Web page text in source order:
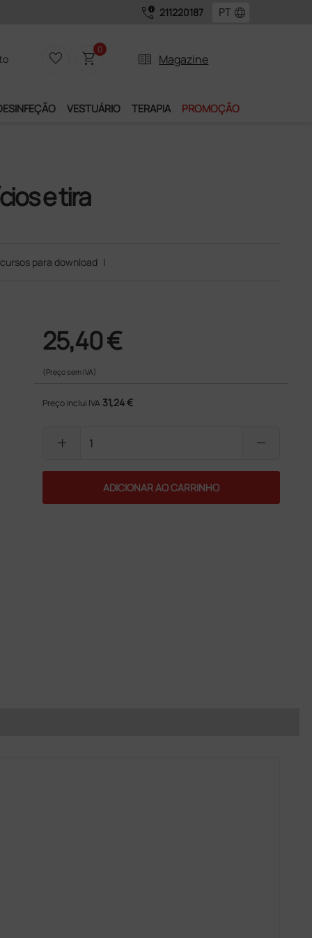
call_quality 211220187 language
favorite_border shopping_cart0
two_pager Magazine
VESTUÁRIO TERAPIA PROMOÇÃO
e tira
para download |
25,40 €
(Preço sem IVA)
Preço inclui IVA 31,24 €
add remove
ADICIONAR AO CARRINHO